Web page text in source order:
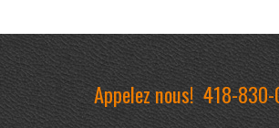
Appelez nous!418-